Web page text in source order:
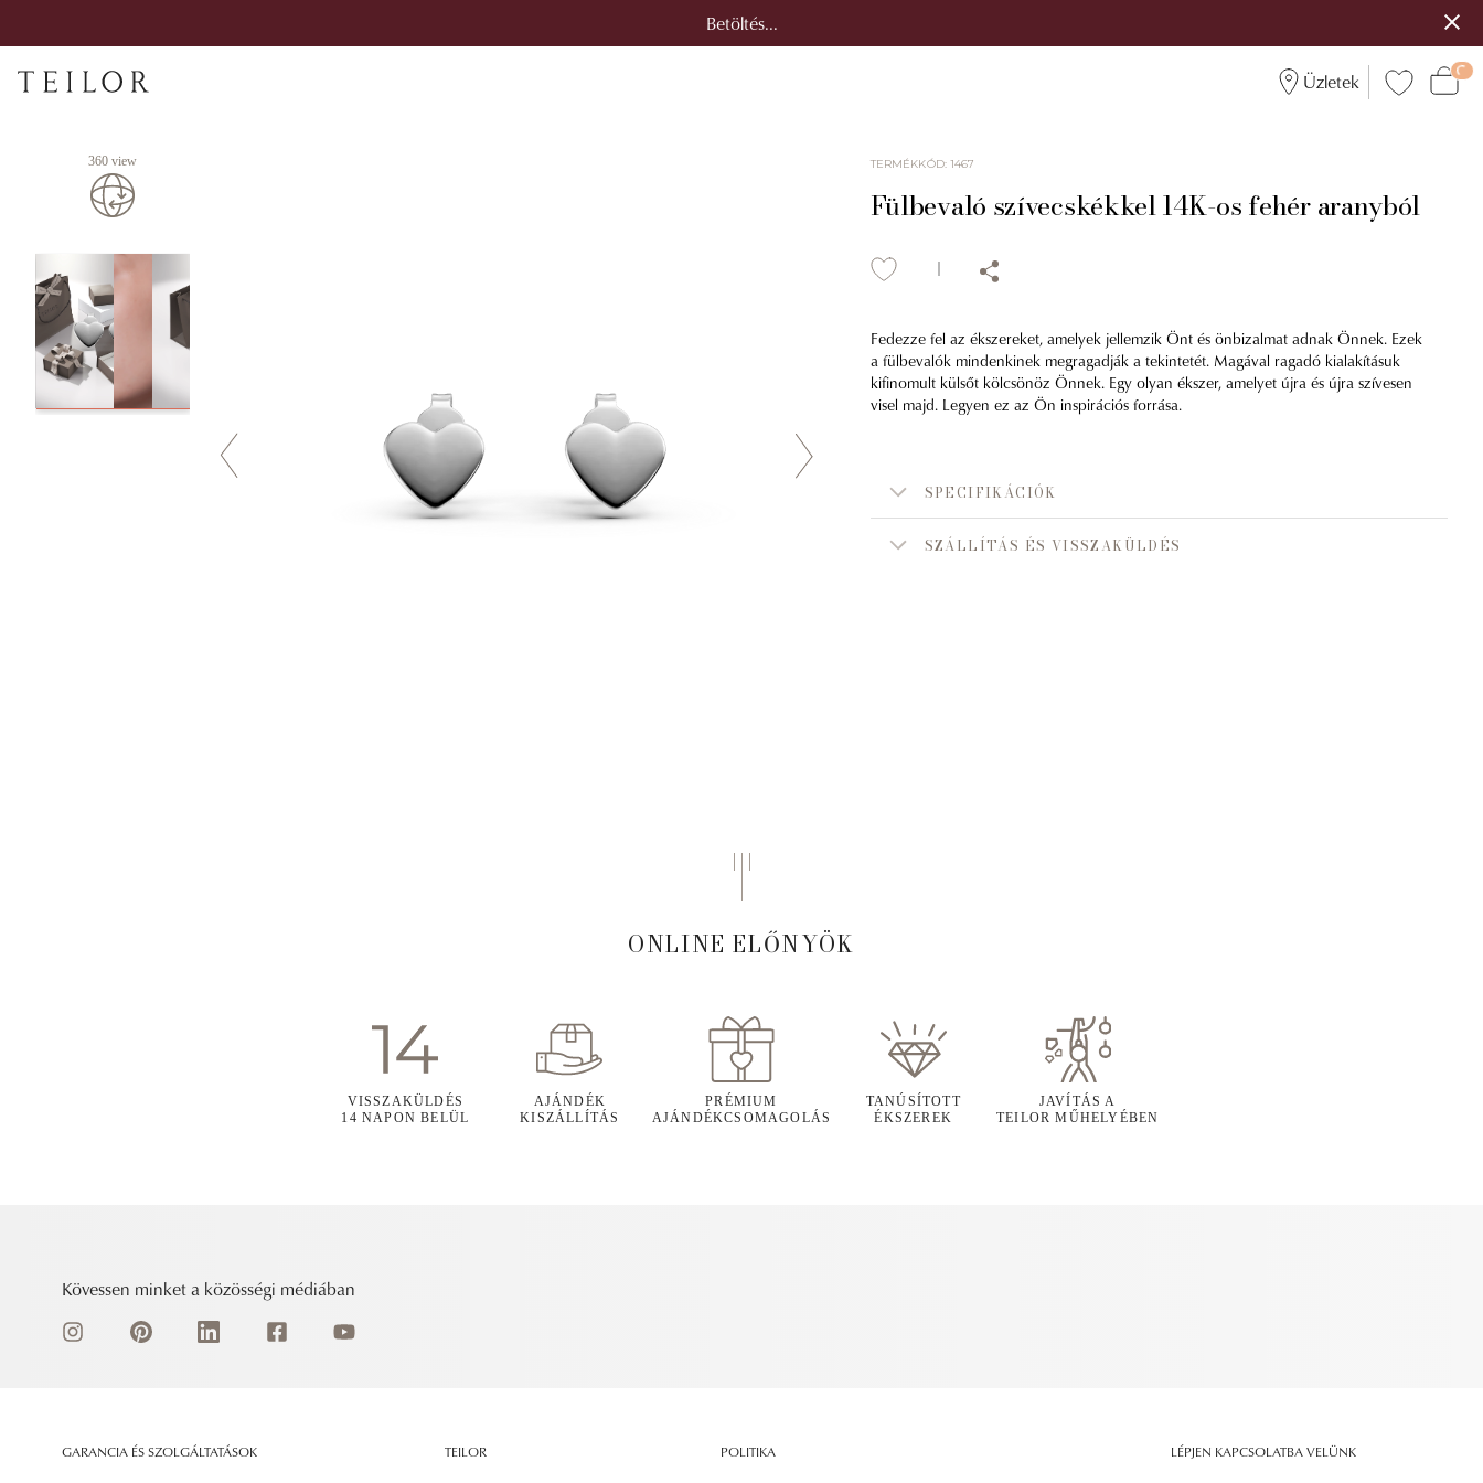
Betöltés...
Üzletek
360 view TERMÉKKÓD:1467
Fülbevaló szívecskékkel 14K-os fehér aranyból
Fedezze fel az ékszereket, amelyek jellemzik Önt és önbizalmat adnak Önnek. Ezek
a fülbevalók mindenkinek megragadják a tekintetét. Magával ragadó kialakításuk
kifinomult külsőt kölcsönöz Önnek. Egy olyan ékszer, amelyet újra és újra szívesen
visel majd. Legyen ez az Ön inspirációs forrása.
SPECIFIKÁCIÓK
SZÁLLÍTÁS ÉS VISSZAKÜLDÉS
ONLINE ELŐNYÖK
VISSZAKÜLDÉS
14 NAPON BELÜL
AJÁNDÉK
KISZÁLLÍTÁS
PRÉMIUM
AJÁNDÉKCSOMAGOLÁS
TANÚSÍTOTT
ÉKSZEREK
JAVÍTÁS A
TEILOR MŰHELYÉBEN
Kövessen minket a közösségi médiában
GARANCIA ÉS SZOLGÁLTATÁSOK TEILOR POLITIKA LÉPJEN KAPCSOLATBA VELÜNK